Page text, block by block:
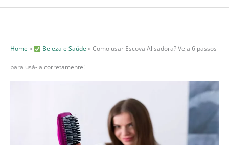
Home » Beleza e Saúde »Como usar Escova Alisadora? Veja 6 passos
para usá-la corretamente!